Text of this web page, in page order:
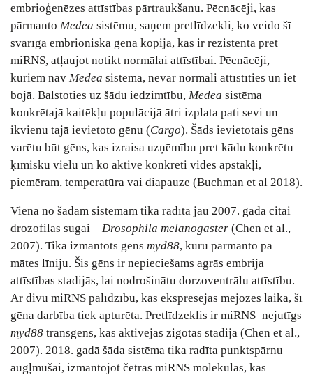
embrioģenēzes attīstības pārtraukšanu. Pēcnācēji, kas
pārmanto Medea sistēmu, saņem pretlīdzekli, ko veido šī
svarīgā embri­oniskā gēna kopija, kas ir rezistenta pret
miRNS, atļaujot notikt normālai attīstībai. Pēcnācēji,
kuriem nav Medea sistēma, nevar normāli attīstīties un iet
bojā. Balstoties uz šādu iedzimtību, Medea sistēma
konkrētajā kaitēkļu populācijā ātri izplata pati sevi un
ikvienu tajā ievietoto gēnu (Cargo). Šāds ievietotais gēns
varētu būt gēns, kas izraisa uzņēmību pret kādu konkrētu
ķīmisku vielu un ko aktivē konkrēti vides apstākļi,
piemēram, temperatūra vai diapauze (Buchman et al 2018).
Viena no šādām sistēmām tika radīta jau 2007. gadā citai
drozofilas sugai – Drosophila melanogaster (Chen et al.,
2007). Tika izmantots gēns myd88, kuru pārmanto pa
mātes līniju. Šis gēns ir nepieciešams agrās embrija
attīstības stadijās, lai nodrošinātu dorzoventrālu attīstību.
Ar divu miRNS palīdzību, kas ekspresējas mejozes laikā, šī
gēna darbība tiek apturēta. Pretlīdzeklis ir miRNS–nejutīgs
myd88 transgēns, kas aktivējas zigotas stadijā (Chen et al.,
2007). 2018. gadā šāda sistēma tika radīta punktspārnu
augļmušai, izmantojot četras miRNS molekulas, kas